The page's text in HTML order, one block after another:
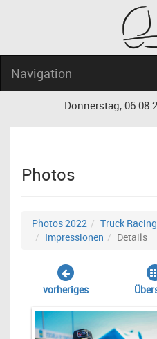
Navigation
Donnerstag,
Photos
Photos 2022
Truck
Impressionen
Details
vorheriges